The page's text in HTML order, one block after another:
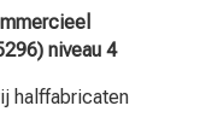
niveau 4
halffabricaten